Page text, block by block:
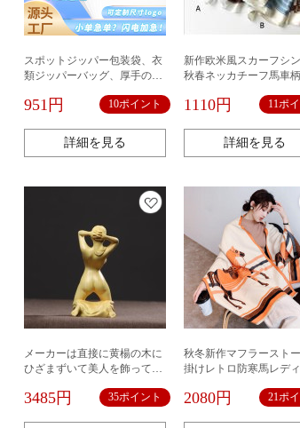
スポットジッパー包装袋、衣
類ジッパーバッグ、厚手の
フシールCPEつや消しバッ
951円 10ポイント
詳細を見る
新作欧米風スカーフシ
秋春ネッカチーフ馬車
1110円 11ポ
詳細を見る
メーカーは直接に黄楊の木に
ひざまずいて美人を飾って家
って木の工芸品の文を飾って
3485円 35ポイント
秋冬新作マフラースト
掛けレトロ防寒馬レデ
2080円 21ポ